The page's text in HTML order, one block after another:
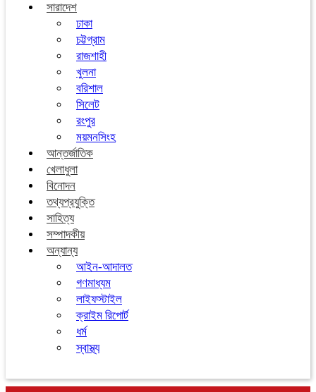
সারাদেশ
ঢাকা
চট্টগ্রাম
রাজশাহী
খুলনা
বরিশাল
সিলেট
রংপুর
ময়মনসিংহ
আন্তর্জাতিক
খেলাধুলা
বিনোদন
তথ্যপ্রযুক্তি
সাহিত্য
সম্পাদকীয়
অন্যান্য
আইন-আদালত
গণমাধ্যম
লাইফস্টাইল
ক্রাইম রিপোর্ট
ধর্ম
স্বাস্থ্য